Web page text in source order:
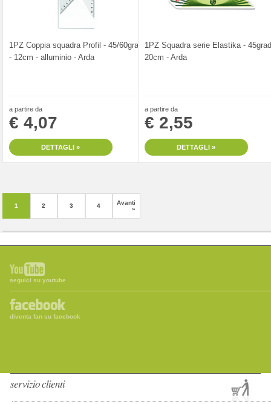
1PZ Coppia squadra Profil - 45/60gradi
- 12cm - alluminio - Arda
a partire da
€ 4,07
DETTAGLI »
1PZ Squadra serie Elastika -
20cm - Arda
a partire da
€ 2,55
DETTAGLI »
1 2 3 4
Avanti
»
seguici su youtube
diventa fan su facebook
servizio clienti